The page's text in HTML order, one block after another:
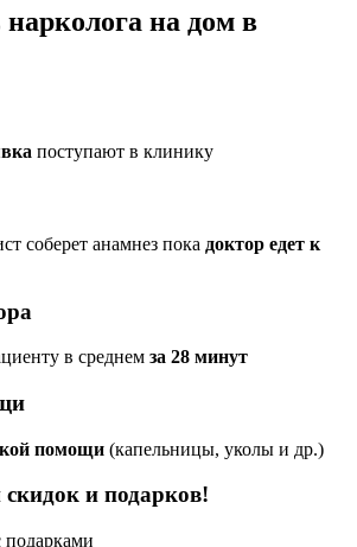
на дом в
поступают в клинику
соберет анамнез пока доктор едет к
в среднем за 28 минут
помощи (капельницы, уколы и др.)
скидок и подарков!